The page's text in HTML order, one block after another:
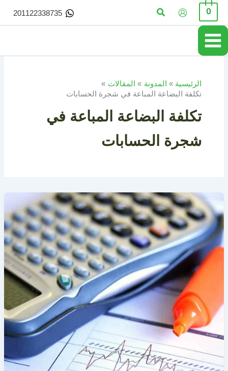
تخطي
المحتوى
0 البحث 201122338735
الرئيسية المدونة
المقالات
تكلفة البضاعة المباعة في شجرة الحسابات
تكلفة البضاعة المباعة في
شجرة الحسابات